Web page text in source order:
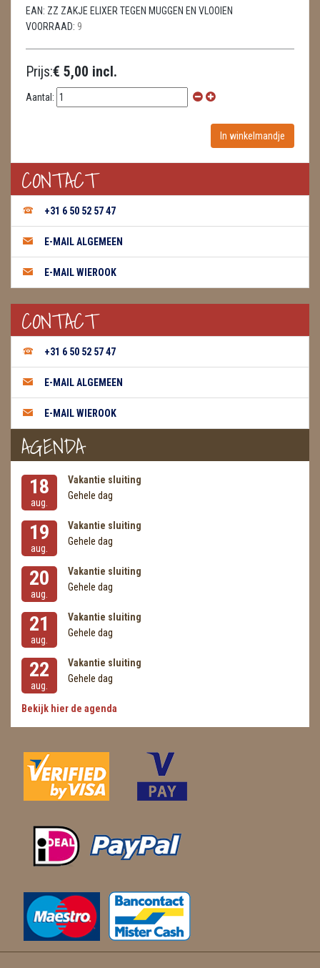
SELENIET
WIEROOK, OLIE & TOEBEHOREN
ZAKJES WATER ELIXERS
EAN: ZZ ZAKJE ELIXER TEGEN MUGGEN EN VLOOIEN
VOORRAAD: 9
Prijs:€ 5,00 incl.
Aantal:
CONTACT
+31 6 50 52 57 47
E-MAIL ALGEMEEN
E-MAIL WIEROOK
CONTACT
+31 6 50 52 57 47
E-MAIL ALGEMEEN
E-MAIL WIEROOK
AGENDA
18
aug.
Vakantie sluiting
Gehele dag
19
aug.
Vakantie sluiting
Gehele dag
20
aug.
Vakantie sluiting
Gehele dag
21
aug.
Vakantie sluiting
Gehele dag
22
aug.
Vakantie sluiting
Gehele dag
Bekijk hier de agenda